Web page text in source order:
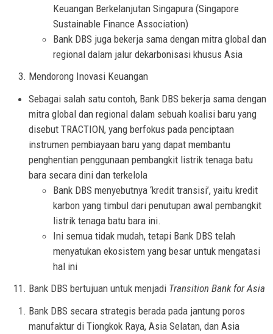
Keuangan Berkelanjutan Singapura (Singapore
Sustainable Finance Association)
Bank DBS juga bekerja sama dengan mitra global dan
regional dalam jalur dekarbonisasi khusus Asia
Mendorong Inovasi Keuangan
Sebagai salah satu contoh, Bank DBS bekerja sama dengan
mitra global dan regional dalam sebuah koalisi baru yang
disebut TRACTION, yang berfokus pada penciptaan
instrumen pembiayaan baru yang dapat membantu
penghentian penggunaan pembangkit listrik tenaga batu
bara secara dini dan terkelola
Bank DBS menyebutnya ‘kredit transisi’, yaitu kredit
karbon yang timbul dari penutupan awal pembangkit
listrik tenaga batu bara ini.
Ini semua tidak mudah, tetapi Bank DBS telah
menyatukan ekosistem yang besar untuk mengatasi
hal ini
Bank DBS bertujuan untuk menjadi Transition Bank for Asia
Bank DBS secara strategis berada pada jantung poros
manufaktur di Tiongkok Raya, Asia Selatan, dan Asia